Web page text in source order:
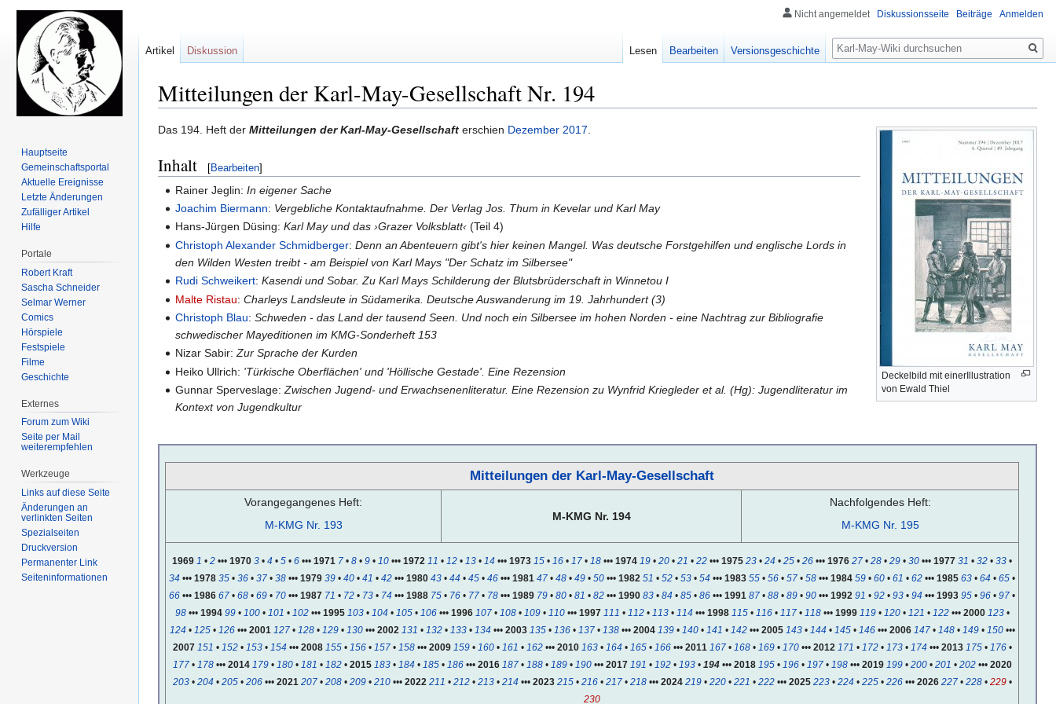
Mitteilungen der Karl-May-Gesellschaft Nr. 194
Zur
springen
Zur
springen
Deckelbild mit einerIllustration
von Ewald Thiel
Das 194. Heft der Mitteilungen der Karl-May-Gesellschaft erschien Dezember 2017.
Inhalt [Bearbeiten]
Rainer Jeglin:In eigener Sache
Joachim Biermann: Vergebliche Kontaktaufnahme. Der Verlag Jos. Thum in Kevelar und Karl May
Hans-Jürgen Düsing:Karl May und das ›Grazer Volksblatt‹ (Teil 4)
Christoph Alexander Schmidberger:Denn an Abenteuern gibt's hier keinen Mangel. Was deutsche Forstgehilfen und englische Lords in
den Wilden Westen treibt - am Beispiel von Karl Mays "Der Schatz im Silbersee"
Rudi Schweikert:Kasendi und Sobar. Zu Karl Mays Schilderung der Blutsbrüderschaft in Winnetou I
Malte Ristau:Charleys Landsleute in Südamerika. Deutsche Auswanderung im 19. Jahrhundert (3)
Christoph Blau:Schweden - das Land der tausend Seen. Und noch ein Silbersee im hohen Norden - eine Nachtrag zur Bibliografie
schwedischer Mayeditionen im KMG-Sonderheft 153
Nizar Sabir:Zur Sprache der Kurden
Heiko Ullrich: 'Türkische Oberflächen' und 'Höllische Gestade'. Eine Rezension
Gunnar Sperveslage:Zwischen Jugend- und Erwachsenenliteratur. Eine Rezension zu Wynfrid Kriegleder et al. (Hg): Jugendliteratur im
Kontext von Jugendkultur
Mitteilungen der Karl-May-Gesellschaft
Vorangegangenes Heft:
M-KMG Nr. 193
M-KMG Nr. 194
Nachfolgendes Heft:
M-KMG Nr. 195
1969 1 • 2 ••• 1970 3 • 4 • 5 • 6 ••• 1971 7 • 8 • 9 • 10 ••• 1972 11 • 12 • 13 • 14 ••• 1973 15 • 16 • 17 • 18 ••• 1974 19 • 20 • 21 • 22 ••• 1975 23 • 24 • 25 • 26 ••• 1976 27 • 28 • 29 • 30 ••• 1977 31 • 32 • 33 •
34 ••• 1978 35 • 36 • 37 • 38 ••• 1979 39 • 40 • 41 • 42 ••• 1980 43 • 44 • 45 • 46 ••• 1981 47 • 48 • 49 • 50 ••• 1982 51 • 52 • 53 • 54 ••• 1983 55 • 56 • 57 • 58 ••• 1984 59 • 60 • 61 • 62 ••• 1985 63 • 64 • 65 •
66 ••• 1986 67 • 68 • 69 • 70 ••• 1987 71 • 72 • 73 • 74 ••• 1988 75 • 76 • 77 • 78 ••• 1989 79 • 80 • 81 • 82 ••• 1990 83 • 84 • 85 • 86 ••• 1991 87 • 88 • 89 • 90 ••• 1992 91 • 92 • 93 • 94 ••• 1993 95 • 96 • 97 •
98••• 1994 99• 100• 101 • 102••• 1995 103• 104• 105• 106••• 1996 107• 108• 109• 110••• 1997 111 • 112• 113• 114••• 1998 115• 116• 117• 118••• 1999 119• 120• 121 • 122••• 2000 123•
124• 125• 126••• 2001 127• 128• 129• 130••• 2002 131 • 132• 133• 134••• 2003 135• 136• 137• 138••• 2004 139• 140• 141 • 142••• 2005 143• 144• 145• 146••• 2006 147• 148• 149• 150•••
2007 151 • 152• 153• 154••• 2008 155• 156• 157• 158••• 2009 159• 160• 161 • 162••• 2010 163• 164• 165• 166••• 2011 167• 168• 169• 170••• 2012 171 • 172• 173• 174••• 2013 175• 176•
177• 178••• 2014 179• 180• 181 • 182• 2015 183• 184• 185• 186••• 2016 187• 188• 189• 190••• 2017 191 • 192• 193• 194••• 2018 195• 196• 197• 198••• 2019 199• 200• 201 • 202••• 2020
203• 204• 205• 206••• 2021 207• 208• 209• 210••• 2022 211 • 212• 213• 214••• 2023 215• 216• 217• 218••• 2024 219• 220• 221 • 222••• 2025 223• 224• 225• 226••• 2026 227• 228• 229•
230
Nicht angemeldet Diskussionsseite Beiträge Anmelden
Artikel Diskussion Lesen Bearbeiten Versionsgeschichte
Suche
Hauptseite
Gemeinschafts­portal
Aktuelle Ereignisse
Letzte Änderungen
Zufälliger Artikel
Hilfe
Portale
Robert Kraft
Sascha Schneider
Selmar Werner
Comics
Hörspiele
Festspiele
Filme
Geschichte
Externes
Forum zum Wiki
Seite per Mail
weiterempfehlen
Werkzeuge
Links auf diese Seite
Änderungen an
verlinkten Seiten
Spezialseiten
Druckversion
Permanenter Link
Seiten­informationen